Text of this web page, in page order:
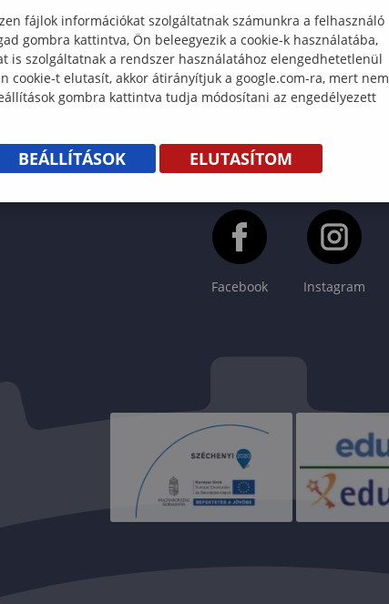
Facebook Instagram
fájlok információkat szolgáltatnak számunkra a felhasználó
gombra kattintva, Ön beleegyezik a cookie-k használatába,
is szolgáltatnak a rendszer használatához elengedhetetlenül
cookie-t elutasít, akkor átirányítjuk a google.com-ra, mert nem
gombra kattintva tudja módosítani az engedélyezett
BEÁLLÍTÁSOK ELUTASÍTOM